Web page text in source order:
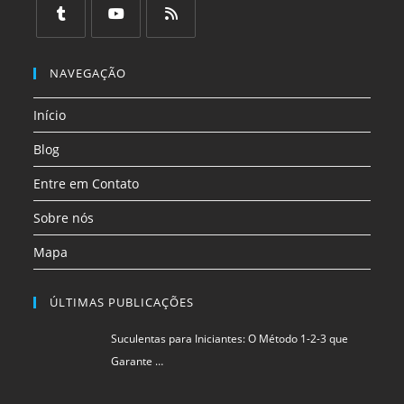
uma
aba
em
uma
aba
uma
em
nova
aba
em
aba
aba
NAVEGAÇÃO
Início
Blog
Entre em Contato
Sobre nós
Mapa
ÚLTIMAS PUBLICAÇÕES
Suculentas para Iniciantes: O Método 1-2-3 que
Garante …